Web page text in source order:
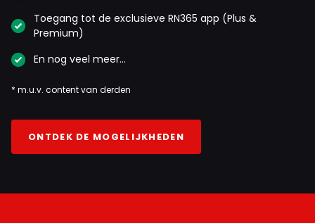
INLOGGEN AANMELDEN
Toegang tot de exclusieve RN365 app (Plus &
Premium)
En nog veel meer…
* m.u.v. content van derden
ONTDEK DE MOGELIJKHEDEN